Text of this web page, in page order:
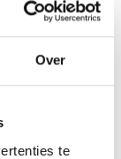
Over
te